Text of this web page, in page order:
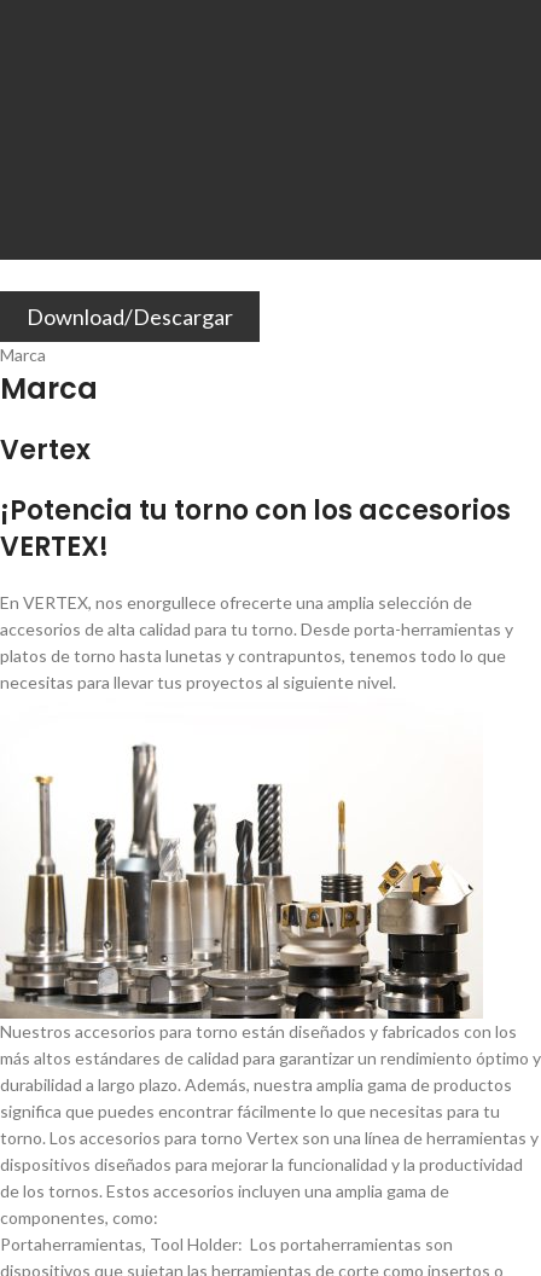
Download/Descargar
Marca
Marca
Vertex
¡Potencia tu torno con los accesorios
VERTEX!
En VERTEX, nos enorgullece ofrecerte una amplia selección de
accesorios de alta calidad para tu torno. Desde porta-herramientas y
platos de torno hasta lunetas y contrapuntos, tenemos todo lo que
necesitas para llevar tus proyectos al siguiente nivel.
Nuestros accesorios para torno están diseñados y fabricados con los
más altos estándares de calidad para garantizar un rendimiento óptimo y
durabilidad a largo plazo. Además, nuestra amplia gama de productos
significa que puedes encontrar fácilmente lo que necesitas para tu
torno. Los accesorios para torno Vertex son una lí­nea de herramientas y
dispositivos diseñados para mejorar la funcionalidad y la productividad
de los tornos. Estos accesorios incluyen una amplia gama de
componentes, como:
Portaherramientas, Tool Holder: Los portaherramientas son
dispositivos que sujetan las herramientas de corte como insertos o